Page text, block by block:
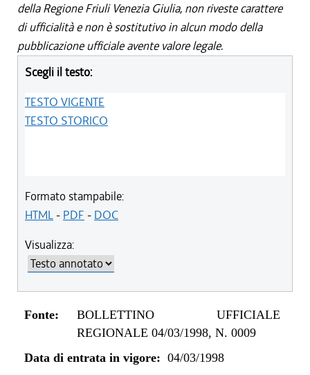
della Regione Friuli Venezia Giulia, non riveste carattere
di ufficialità e non è sostitutivo in alcun modo della
pubblicazione ufficiale avente valore legale.
Scegli il testo:
TESTO VIGENTE
TESTO STORICO
Formato stampabile:
HTML- PDF - DOC
Visualizza:
Fonte:
BOLLETTINO UFFICIALE
REGIONALE 04/03/1998, N. 0009
Data di entrata in vigore: 04/03/1998